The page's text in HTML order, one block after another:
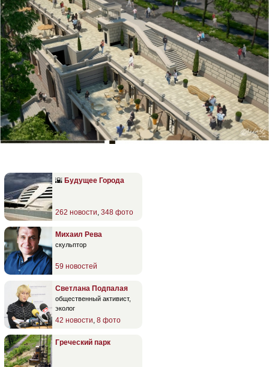
🌇 Будущее Города
262 новости 348 фото
Михаил Рева
скульптор
59 новостей
Светлана Подпалая
общественный активист,
эколог
42 новости 8 фото
Греческий парк